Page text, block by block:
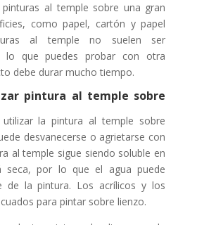
pinturas al temple sobre una gran
como papel, cartón y papel
al temple no suelen ser
lo que puedes probar con otra
debe durar mucho tiempo.
pintura al temple sobre
la pintura al temple sobre
desvanecerse o agrietarse con
al temple sigue siendo soluble en
seca, por lo que el agua puede
de la pintura. Los acrílicos y los
para pintar sobre lienzo.